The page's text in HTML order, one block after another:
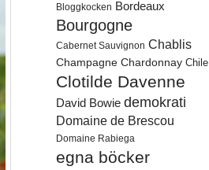
Bloggkocken Bordeaux
Bourgogne
Cabernet Sauvignon Chablis
Champagne Chardonnay Chile
Clotilde Davenne
David Bowie demokrati
Domaine de Brescou
Domaine Rabiega
egna böcker